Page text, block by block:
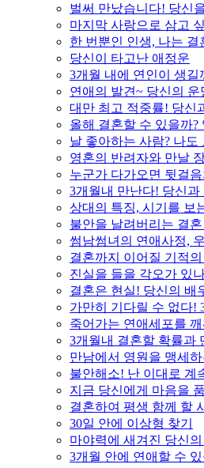
벌써 만났습니다! 당신
마지막 사랑으로 삼고
한 번뿐인 인생, 나는 결
당신이 타고난 애정운
3개월 내에 연인이 생길
연애의 발견~ 당신의
대만 최고 적중률! 당신
올해 결혼할 수 있을까?
날 좋아하는 사람? 나
영혼의 반려자와 만날
누군가 다가오면 뒷걸
3개월내 만난다! 당신
상대의 특징, 시기를 보
불안을 날려버리는 결
썸남썸녀의 연애사정,
결혼까지 이어질 기적
진실을 들을 각오가 있
결혼은 현실! 당신의 배
가만히 기다릴 수 없다!
죽어가는 연애세포를
3개월내 결혼할 확률과
만남에서 영원을 맹세
불안해소! 난 이대로 계
지금 당신에게 마음을
결혼하여 평생 함께 할
30일 안에 이상형 찾기
마야력에 새겨진 당신
3개월 안에 연애할 수